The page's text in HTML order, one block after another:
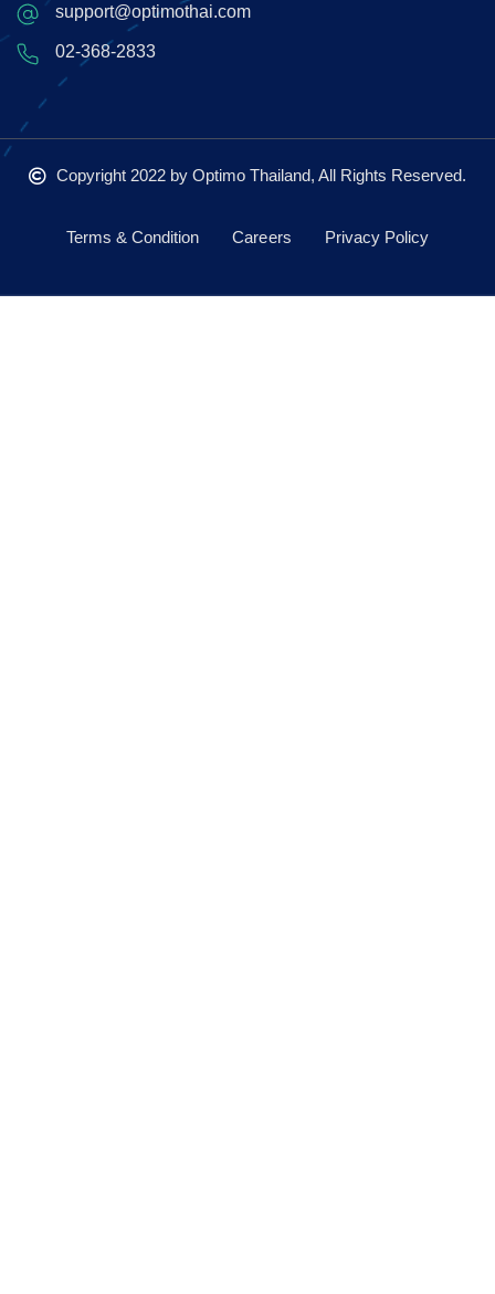
support@optimothai.com
02-368-2833
Copyright 2022 by Optimo Thailand, All Rights Reserved.
Terms & Condition Careers Privacy Policy